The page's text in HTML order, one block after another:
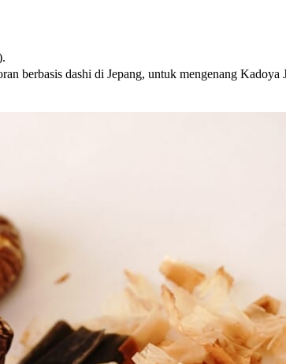
berbasis dashi di Jepang, untuk mengenang Kadoya